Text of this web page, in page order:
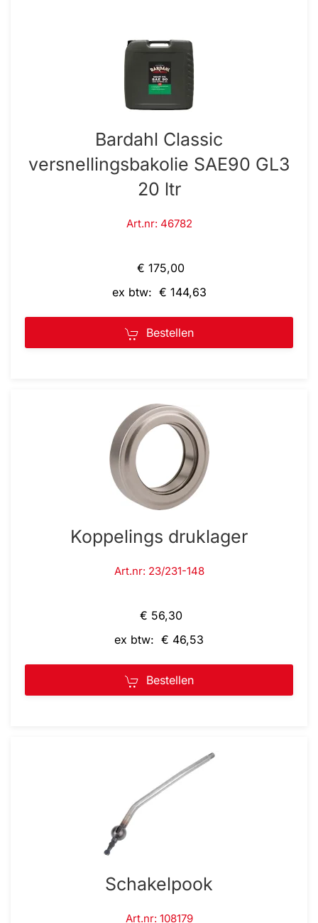
Bardahl Classic
versnellingsbakolie SAE90 GL3
20 ltr
Art.nr: 46782
€ 175,00
ex btw: € 144,63
Bestellen
Koppelings druklager
Art.nr: 23/231-148
€ 56,30
ex btw: € 46,53
Bestellen
Schakelpook
Art.nr: 108179